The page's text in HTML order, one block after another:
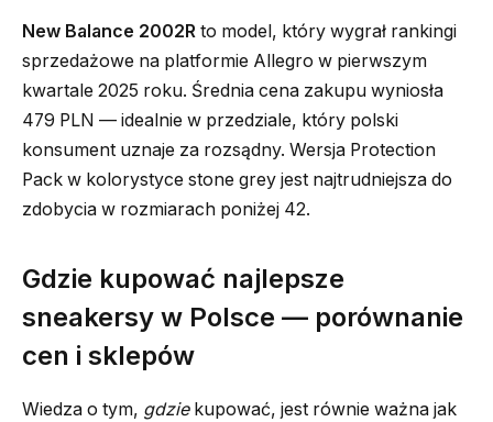
New Balance 2002R to model, który wygrał rankingi
sprzedażowe na platformie Allegro w pierwszym
kwartale 2025 roku. Średnia cena zakupu wyniosła
479 PLN — idealnie w przedziale, który polski
konsument uznaje za rozsądny. Wersja Protection
Pack w kolorystyce stone grey jest najtrudniejsza do
zdobycia w rozmiarach poniżej 42.
Gdzie kupować najlepsze
sneakersy w Polsce — porównanie
cen i sklepów
Wiedza o tym, gdziekupować, jest równie ważna jak